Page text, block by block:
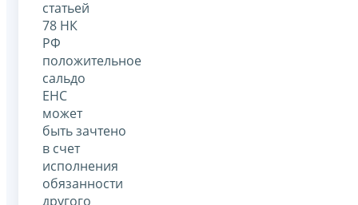
статьей
78 НК
РФ
положительное
сальдо
ЕНС
может
быть зачтено
в счет
исполнения
обязанности
другого